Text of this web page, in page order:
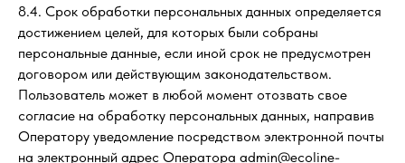
8.4. Срок обработки персональных данных определяется
достижением целей, для которых были собраны
персональные данные, если иной срок не предусмотрен
договором или действующим законодательством.
Пользователь может в любой момент отозвать свое
согласие на обработку персональных данных, направив
Оператору уведомление посредством электронной почты
на электронный адрес Оператора admin@ecoline-